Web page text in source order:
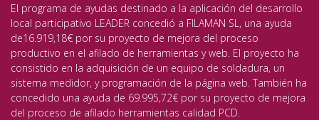
El programa de ayudas destinado a la aplicación del desarrollo
local participativo LEADER concedió a FILAMAN SL, una ayuda
de16.919,18€ por su proyecto de mejora del proceso
productivo en el afilado de herramientas y web. El proyecto ha
consistido en la adquisición de un equipo de soldadura, un
sistema medidor, y programación de la página web. También ha
concedido una ayuda de 69.995,72€ por su proyecto de mejora
del proceso de afilado herramientas calidad PCD.